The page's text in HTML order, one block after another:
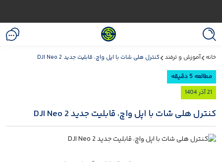
خانه آموزش و ترفند کنترل هلی شات با اپل واچ، قابلیت جدید DJI Neo 2
مطالعه 5 دقیقه
21 آذر 1404
کنترل هلی شات با اپل واچ، قابلیت جدید DJI Neo 2